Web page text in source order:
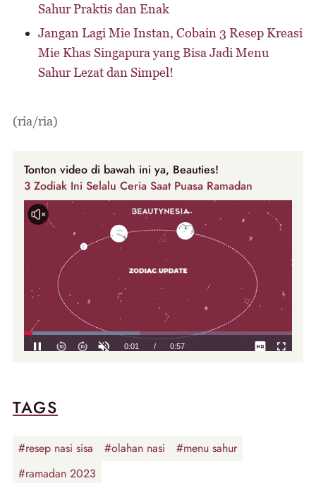
Sahur Praktis dan Enak
Jangan Lagi Mie Instan, Cobain 3 Resep Kreasi
Mie Khas Singapura yang Bisa Jadi Menu
Sahur Lezat dan Simpel!
(ria/ria)
Tonton video di bawah ini ya, Beauties!
3 Zodiak Ini Selalu Ceria Saat Puasa Ramadan
TAGS
#resep nasi sisa #olahan nasi
#menu sahur
#ramadan 2023